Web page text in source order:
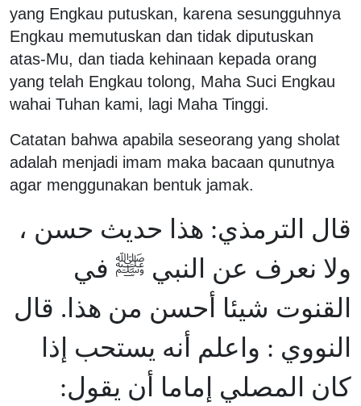
yang Engkau putuskan, karena sesungguhnya
Engkau memutuskan dan tidak diputuskan
atas-Mu, dan tiada kehinaan kepada orang
yang telah Engkau tolong, Maha Suci Engkau
wahai Tuhan kami, lagi Maha Tinggi.
Catatan bahwa apabila seseorang yang sholat
adalah menjadi imam maka bacaan qunutnya
agar menggunakan bentuk jamak.
قال الترمذي: هذا حديث حسن ،
ولا نعرف عن النبي ﷺ في
القنوت شيئا أحسن من هذا. قال
النووي : واعلم أنه يستحب إذا
كان المصلي إماما أن يقول: